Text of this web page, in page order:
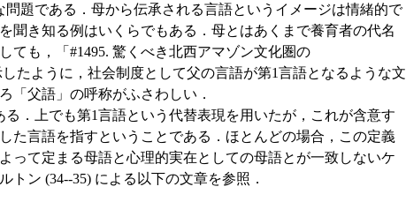
題である．母から伝承される言語というイメージは情緒的で
聞き知る例はいくらでもある．母とはあくまで養育者の代名
ても，「#1495. 驚くべき北西アマゾン文化圏の
したように，社会制度として父の言語が第1言語となるような文
「父語」の呼称がふさわしい．
．上でも第1言語という代替表現を用いたが，これが含意す
た言語を指すということである．ほとんどの場合，この定義
って定まる母語と心理的実在としての母語とが一致しないケ
トン (34--35) による以下の文章を参照．